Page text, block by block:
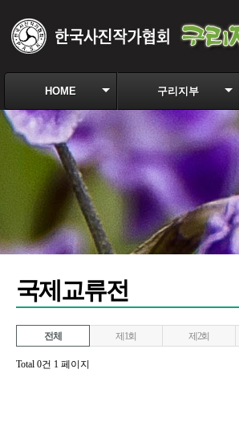
HOME 구리지부
국제교류전
전체 제1회 제2회
Total 0건 1 페이지